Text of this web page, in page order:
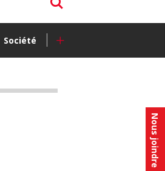
Nous joindre
Société +